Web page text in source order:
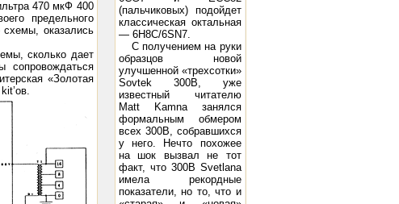
470 мкФ 400
предельного
оказались
сколько дает
сопровождаться
«Золотая
(пальчиковых) подойдет
классическая октальная
— 6H8C/6SN7.
С получением на руки
образцов новой
улучшенной «трехсотки»
Sovtek 300B, уже
известный читателю
Matt Kamna занялся
формальным обмером
всех 300В, собравшихся
у него. Нечто похожее
на шок вызвал не тот
факт, что 300В Svetlana
имела рекордные
показатели, но то, что и